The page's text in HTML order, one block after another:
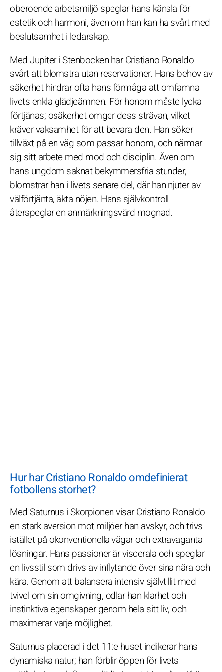
oberoende arbetsmiljö speglar hans känsla för
estetik och harmoni, även om han kan ha svårt med
beslutsamhet i ledarskap.
Med Jupiter i Stenbocken har Cristiano Ronaldo
svårt att blomstra utan reservationer. Hans behov av
säkerhet hindrar ofta hans förmåga att omfamna
livets enkla glädjeämnen. För honom måste lycka
förtjänas; osäkerhet omger dess strävan, vilket
kräver vaksamhet för att bevara den. Han söker
tillväxt på en väg som passar honom, och närmar
sig sitt arbete med mod och disciplin. Även om
hans ungdom saknat bekymmersfria stunder,
blomstrar han i livets senare del, där han njuter av
välförtjänta, äkta nöjen. Hans självkontroll
återspeglar en anmärkningsvärd mognad.
Hur har Cristiano Ronaldo omdefinierat
fotbollens storhet?
Med Saturnus i Skorpionen visar Cristiano Ronaldo
en stark aversion mot miljöer han avskyr, och trivs
istället på okonventionella vägar och extravaganta
lösningar. Hans passioner är viscerala och speglar
en livsstil som drivs av inflytande över sina nära och
kära. Genom att balansera intensiv självtillit med
tvivel om sin omgivning, odlar han klarhet och
instinktiva egenskaper genom hela sitt liv, och
maximerar varje möjlighet.
Saturnus placerad i det 11:e huset indikerar hans
dynamiska natur; han förblir öppen för livets